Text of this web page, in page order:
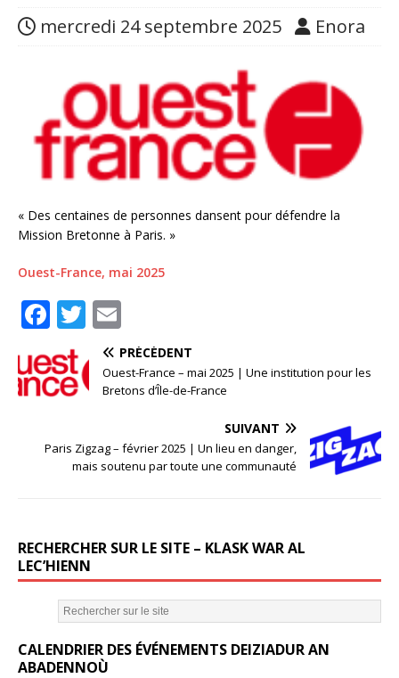
mercredi 24 septembre 2025 Enora
« Des centaines de personnes dansent pour défendre la
Mission Bretonne à Paris. »
Ouest-France, mai 2025
F
c
e
o
T
w
it
te
m
ai
l
PRÉCÉDENT
Ouest-France – mai 2025 | Une institution pour les
Bretons d’Île-de-France
SUIVANT
Paris Zigzag – février 2025 | Un lieu en danger,
mais soutenu par toute une communauté
RECHERCHER SUR LE SITE – KLASK WAR AL
LEC’HIENN
CALENDRIER DES ÉVÉNEMENTS DEIZIADUR AN
ABADENNOÙ